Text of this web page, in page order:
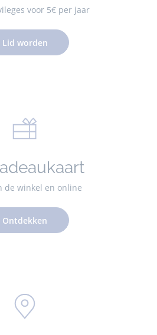
voor 5€ per jaar
Lid worden
de winkel en online
Ontdekken